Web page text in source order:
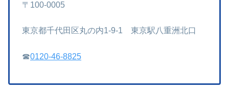
〒100-0005
東京都千代田区丸の内1-9-1 東京駅八重洲北口
☎0120-46-8825